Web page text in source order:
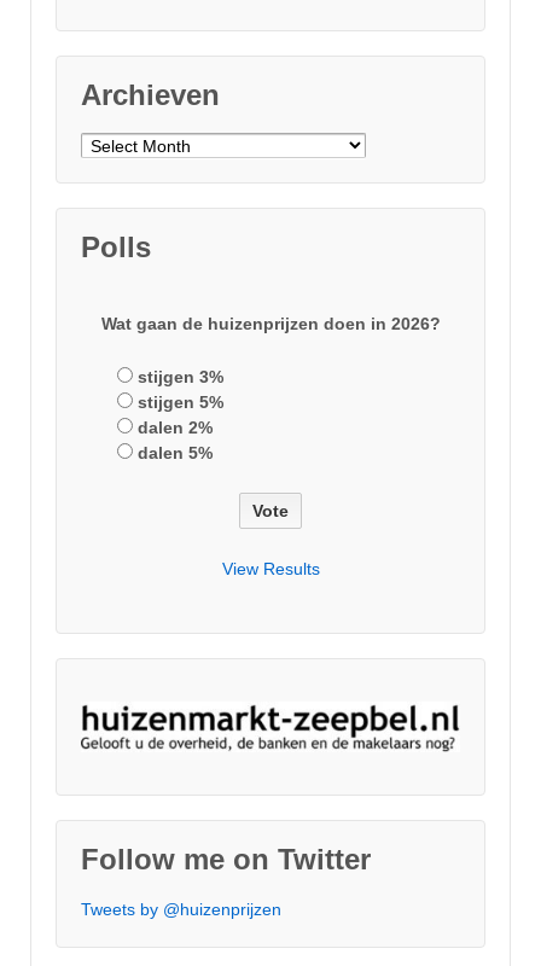
Archieven
Archieven
Polls
Wat gaan de huizenprijzen doen in 2026?
stijgen 3%
stijgen 5%
dalen 2%
dalen 5%
View Results
Follow me on Twitter
Tweets by @huizenprijzen